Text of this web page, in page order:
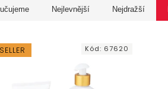
Nejlevnější Nejdražší
Kód: 67620